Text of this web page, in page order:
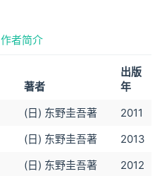
作者简介
著者
出版
年
(日) 东野圭吾著
2011
(日) 东野圭吾著
2013
(日) 东野圭吾著
2012